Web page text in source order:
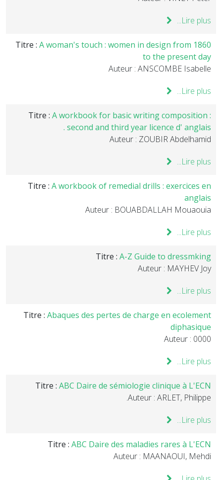
Lire plus...
Titre : A woman's touch : women in design from 1860
to the present day
Auteur : ANSCOMBE Isabelle
Lire plus...
Titre : A workbook for basic writing composition :
second and third year licence d' anglais .
Auteur : ZOUBIR Abdelhamid
Lire plus...
Titre : A workbook of remedial drills : exercices en
anglais
Auteur : BOUABDALLAH Mouaouia
Lire plus...
Titre : A-Z Guide to dressmking
Auteur : MAYHEV Joy
Lire plus...
Titre : Abaques des pertes de charge en ecolement
diphasique
Auteur : 0000
Lire plus...
Titre : ABC Daire de sémiologie clinique à L'ECN
Auteur : ARLET, Philippe.
Lire plus...
Titre : ABC Daire des maladies rares à L'ECN
Auteur : MAANAOUI, Mehdi